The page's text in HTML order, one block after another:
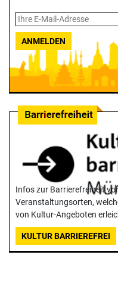
ANMELDEN
Infos zur Barrierefreiheit
Veranstaltungsorten,
von Kultur-Angeboten
KULTUR BARRIEREFREI